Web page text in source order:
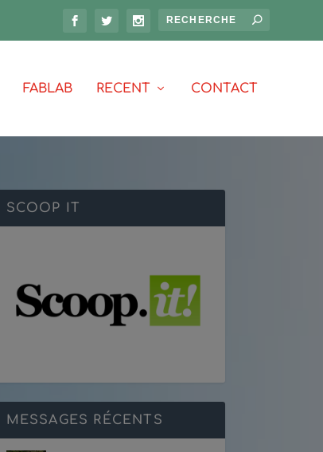
FABLAB RECENT CONTACT
SCOOP IT
MESSAGES RÉCENTS